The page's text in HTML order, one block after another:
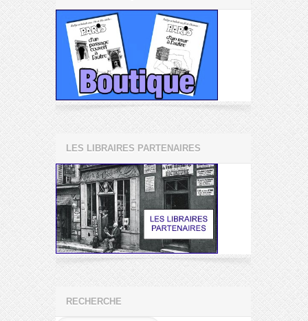
LES LIBRAIRES PARTENAIRES
RECHERCHE